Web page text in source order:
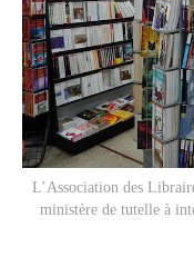
L’Association des
ministère de tutelle à